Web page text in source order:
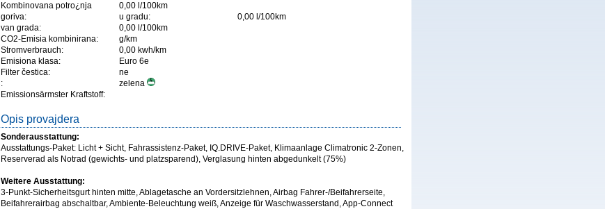
Kombinovana potro¿nja
goriva:
0,00 l/100km
u gradu:
0,00 l/100km
van grada:
0,00 l/100km
CO2-Emisia kombinirana:
g/km
Stromverbrauch:
0,00 kwh/km
Emisiona klasa:
Euro 6e
Filter čestica:
ne
:
zelena
Emissionsärmster Kraftstoff:
Opis provajdera
Sonderausstattung:
Ausstattungs-Paket: Licht + Sicht, Fahrassistenz-Paket, IQ.DRIVE-Paket, Klimaanlage Climatronic 2-Zonen,
Reserverad als Notrad (gewichts- und platzsparend), Verglasung hinten abgedunkelt (75%)
Weitere Ausstattung:
3-Punkt-Sicherheitsgurt hinten mitte, Ablagetasche an Vordersitzlehnen, Airbag Fahrer-/Beifahrerseite,
Beifahrerairbag abschaltbar, Ambiente-Beleuchtung weiß, Anzeige für Waschwasserstand, App-Connect